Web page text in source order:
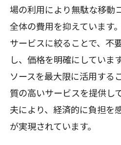
場の利用により無駄な移動
全体の費用を抑えています
サービスに絞ることで、不
し、価格を明確にしていま
ソースを最大限に活用する
質の高いサービスを提供し
夫により、経済的に負担を
が実現されています。